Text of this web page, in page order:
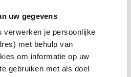
uw gegevens
verwerken je persoonlijke
met behulp van
om informatie op uw
gebruiken met als doel